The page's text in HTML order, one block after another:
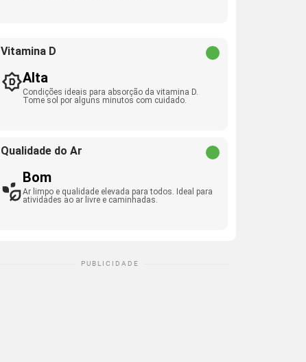
Vitamina D
Alta
Condições ideais para absorção da vitamina D.
Tome sol por alguns minutos com cuidado.
Qualidade do Ar
Bom
Ar limpo e qualidade elevada para todos. Ideal para
atividades ao ar livre e caminhadas.